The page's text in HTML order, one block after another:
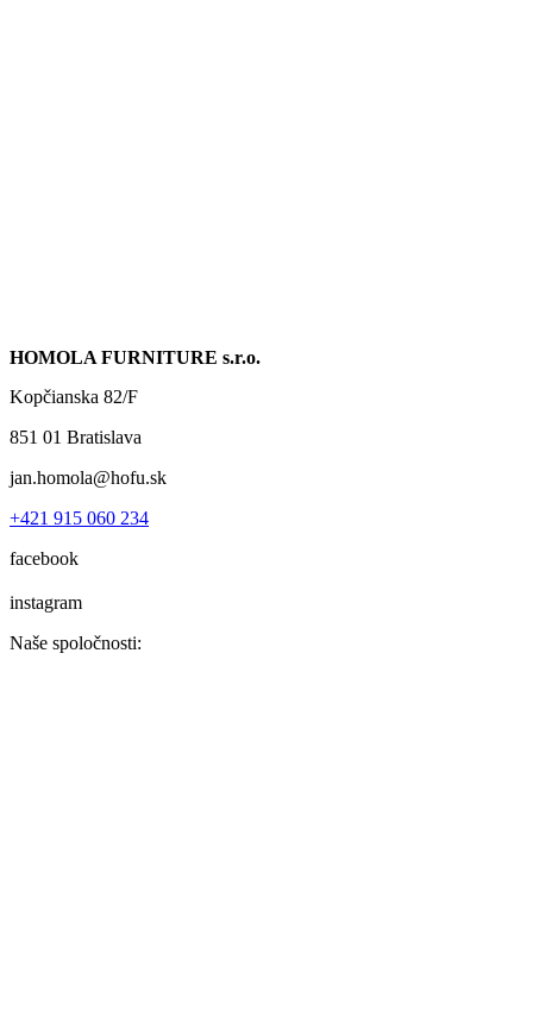
HOMOLA FURNITURE s.r.o.
Kopčianska 82/F
851 01 Bratislava
jan.homola@hofu.sk
+421 915 060 234
facebook
instagram
Naše spoločnosti: